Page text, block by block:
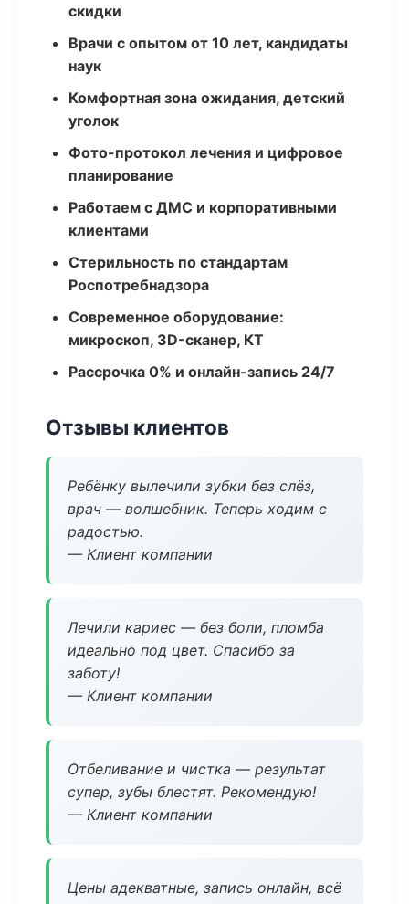
скидки
Врачи с опытом от 10 лет, кандидаты
наук
Комфортная зона ожидания, детский
уголок
Фото-протокол лечения и цифровое
планирование
Работаем с ДМС и корпоративными
клиентами
Стерильность по стандартам
Роспотребнадзора
Современное оборудование:
микроскоп, 3D-сканер, КТ
Рассрочка 0% и онлайн-запись 24/7
Отзывы клиентов
Ребёнку вылечили зубки без слёз,
врач — волшебник. Теперь ходим с
радостью.
— Клиент компании
Лечили кариес — без боли, пломба
идеально под цвет. Спасибо за
заботу!
— Клиент компании
Отбеливание и чистка — результат
супер, зубы блестят. Рекомендую!
— Клиент компании
Цены адекватные, запись онлайн, всё